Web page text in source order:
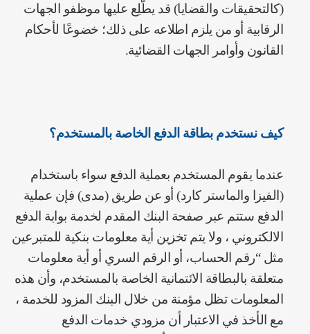
(كالتحقيقات والقضايا) قد يطّلِع عليها موظفو الجهات
الرقابية أو من يلزم اطلاعه على ذلك؛ خضوعًا لأحكام
القانون وأوامر الجهات القضائية.
كيف نستخدم بطاقة الدفع الخاصة بالمستخدم؟
عندما يقوم المستخدم بعملية الدفع سواء باستخدام
(الفيزا والماستر كارد) أو عن طريق (مدى) فإن عملية
الدفع ستتم عبر صفحة البنك المقدم لخدمة بوابة الدفع
الالكتروني ، ولا يتم تخزين أية معلومات بنكية للمتبرعين
مثل “رقم الحساب، أو الرقم السري أو أية معلومات
متعلقة بالبطاقة الائتمانية الخاصة بالمستخدم، وأن هذه
المعلومات تظل مؤمنة من خلال البنك المزود للخدمة ،
مع الأخذ في الاعتبار أن مزودي خدمات الدفع